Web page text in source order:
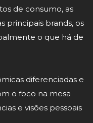
de consumo, as
principais brands, os
o que há de
diferenciadas e
o foco na mesa
e visões pessoais